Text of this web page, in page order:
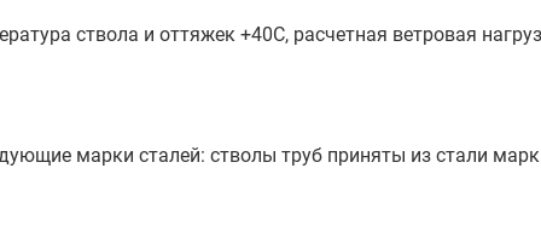
ствола и оттяжек +40С, расчетная ветровая
марки сталей: стволы труб приняты из стали